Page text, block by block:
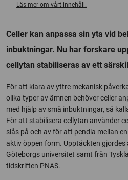
Läs mer om vårt innehåll.
Celler kan anpassa sin yta vid
inbuktningar. Nu har forskare
cellytan stabiliseras av ett
För att klara av yttre mekanisk
olika typer av ämnen behöver celler
med hjälp av små inbuktningar, så
För att stabilisera cellytan använder
slås på och av för att pendla mellan
aktiv öppen form. Upptäckten gjordes
Göteborgs universitet samt från
tidskriften PNAS.